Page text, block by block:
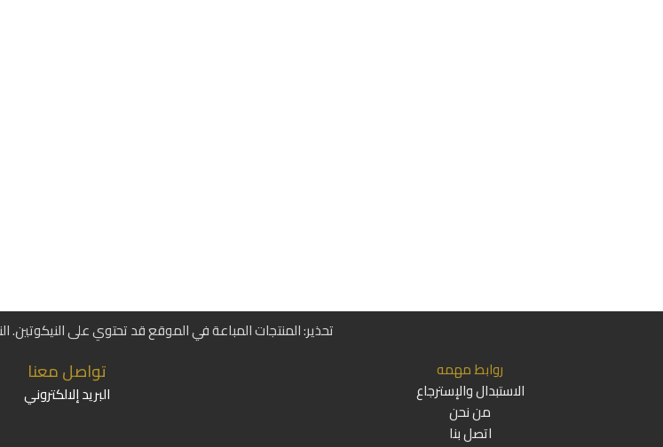
تحذير: المنتجات المباعة في الموقع قد تحتوي على النيكوتين.
روابط مهمه
الاستبدال والإسترجاع
من نحن
اتصل بنا
تواصل معنا
البريد إلالكتروني